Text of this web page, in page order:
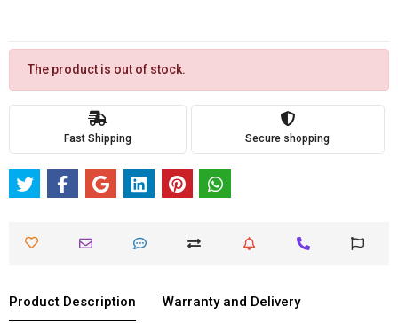
The product is out of stock.
Fast Shipping Secure shopping
Product Description Warranty and Delivery